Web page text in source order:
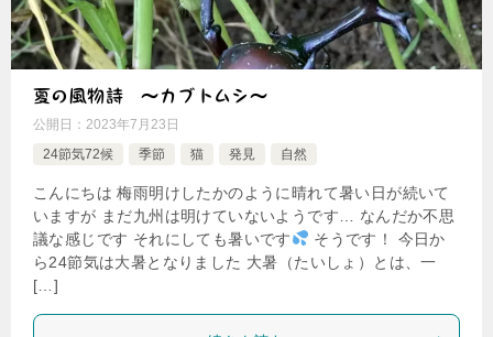
夏の風物詩 ～カブトムシ～
公開日： 2023年7月23日
24節気72候
季節 猫 発見 自然
こんにちは 梅雨明けしたかのように晴れて暑い日が続いて
いますが まだ九州は明けていないようです… なんだか不思
議な感じです それにしても暑いです
そうです！ 今日か
ら24節気は大暑となりました 大暑（たいしょ）とは、一
[…]